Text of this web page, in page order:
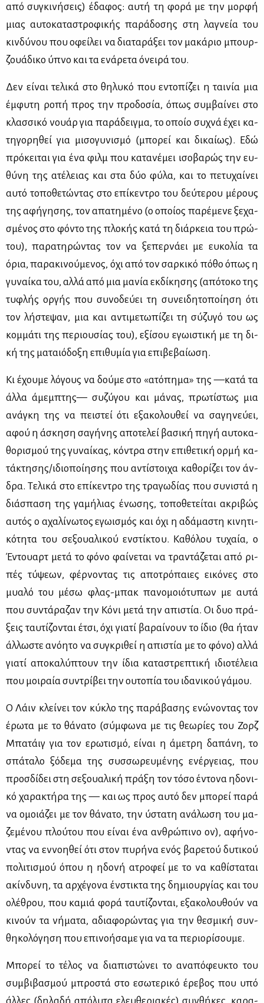
από συ­γκι­νή­σεις) έδα­φος: αυ­τή τη φο­ρά με την μορ­φή
μιας αυ­το­κα­τα­στρο­φι­κής πα­ρά­δο­σης στη λα­γνεία του
κιν­δύ­νου που οφεί­λει να δια­τα­ρά­ξει τον μα­κά­ριο μπουρ­
ζουά­δι­κο ύπνο και τα ενά­ρε­τα όνει­ρά του.
Δεν εί­ναι τε­λι­κά στο θη­λυ­κό που εντο­πί­ζει η ται­νία μια
έμ­φυ­τη ρο­πή προς την προ­δο­σία, όπως συμ­βαί­νει στο
κλασ­σι­κό νουάρ για πα­ρά­δειγ­μα, το οποίο συ­χνά έχει κα­
τη­γο­ρη­θεί για μι­σο­γυ­νι­σμό (μπο­ρεί και δι­καί­ως). Εδώ
πρό­κει­ται για ένα φιλμ που κα­τα­νέ­μει ισο­βα­ρώς την ευ­
θύ­νη της ατέ­λειας και στα δύο φύ­λα, και το πε­τυ­χαί­νει
αυ­τό το­πο­θε­τώ­ντας στο επί­κε­ντρο του δεύ­τε­ρου μέ­ρους
της αφή­γη­σης, τον απα­τη­μέ­νο (ο οποί­ος πα­ρέ­με­νε ξε­χα­
σμέ­νος στο φό­ντο της πλο­κής κα­τά τη διάρ­κεια του πρώ­
του), πα­ρα­τη­ρώ­ντας τον να ξε­περ­νά­ει με ευ­κο­λία τα
όρια, πα­ρα­κι­νού­με­νος, όχι από τον σαρ­κι­κό πό­θο όπως η
γυ­ναί­κα του, αλ­λά από μια μα­νία εκ­δί­κη­σης (από­το­κο της
τυ­φλής ορ­γής που συ­νο­δεύ­ει τη συ­νει­δη­το­ποί­η­ση ότι
τον λή­στε­ψαν, μια και αντι­με­τω­πί­ζει τη σύ­ζυ­γό του ως
κομ­μά­τι της πε­ριου­σί­ας του), εξί­σου εγω­ι­στι­κή με τη δι­
κή της μα­ταιό­δο­ξη επι­θυ­μία για επι­βε­βαί­ω­ση.
Κι έχου­με λό­γους να δού­με στο «ατό­πη­μα» της —κα­τά τα
άλ­λα άμεμ­πτης— συ­ζύ­γου και μά­νας, πρω­τί­στως μια
ανά­γκη της να πει­στεί ότι εξα­κο­λου­θεί να σα­γη­νεύ­ει,
αφού η άσκη­ση σα­γή­νης απο­τε­λεί βα­σι­κή πη­γή αυ­το­κα­
θο­ρι­σμού της γυ­ναί­κας, κό­ντρα στην επι­θε­τι­κή ορ­μή κα­
τά­κτη­σης/ιδιο­ποί­η­σης που αντί­στοι­χα κα­θο­ρί­ζει τον άν­
δρα. Τε­λι­κά στο επί­κε­ντρο της τρα­γω­δί­ας που συ­νι­στά η
διά­σπα­ση της γα­μή­λιας ένω­σης, το­πο­θε­τεί­ται ακρι­βώς
αυ­τός ο αχα­λί­νω­τος εγω­ι­σμός και όχι η αδά­μα­στη κι­νη­τι­
κό­τη­τα του σε­ξουα­λι­κού εν­στί­κτου. Κα­θό­λου τυ­χαία, o
Έντουαρτ με­τά το φό­νο φαί­νε­ται να τρα­ντά­ζε­ται από ρι­
πές τύ­ψε­ων, φέρ­νο­ντας τις απο­τρό­παιες ει­κό­νες στο
μυα­λό του μέ­σω φλας-μπακ πα­νο­μοιό­τυ­πων με αυ­τά
που συ­ντά­ρα­ζαν την Κό­νι με­τά την απι­στία. Οι δυο πρά­
ξεις ταυ­τί­ζο­νται έτσι, όχι για­τί βα­ραί­νουν το ίδιο (θα ήταν
άλ­λω­στε ανό­η­το να συ­γκρι­θεί η απι­στία με το φό­νο) αλ­λά
για­τί απο­κα­λύ­πτουν την ίδια κα­τα­στρε­πτι­κή ιδιο­τέ­λεια
που μοι­ραία συ­ντρί­βει την ου­το­πία του ιδα­νι­κού γά­μου.
Ο Λάιν κλεί­νει τον κύ­κλο της πα­ρά­βα­σης ενώ­νο­ντας τον
έρω­τα με το θά­να­το (σύμ­φω­να με τις θε­ω­ρί­ες του Ζορζ
Μπα­τάιγ για τον ερω­τι­σμό, εί­ναι η άμε­τρη δα­πά­νη, το
σπά­τα­λο ξό­δε­μα της συσ­σω­ρευ­μέ­νης ενέρ­γειας, που
προσ­δί­δει στη σε­ξουα­λι­κή πρά­ξη τον τό­σο έντο­να ηδο­νι­
κό χα­ρα­κτή­ρα της — και ως προς αυ­τό δεν μπο­ρεί πα­ρά
να ομοιά­ζει με τον θά­να­το, την ύστα­τη ανά­λω­ση του μα­
ζε­μέ­νου πλού­του που εί­ναι ένα αν­θρώ­πι­νο ον), αφή­νο­
ντας να εν­νοη­θεί ότι στον πυ­ρή­να ενός βα­ρε­τού δυ­τι­κού
πο­λι­τι­σμού όπου η ηδο­νή ατρο­φεί με το να κα­θί­στα­ται
ακίν­δυ­νη, τα αρ­χέ­γο­να έν­στι­κτα της δη­μιουρ­γί­ας και του
ολέ­θρου, που κα­μιά φο­ρά ταυ­τί­ζο­νται, εξα­κο­λου­θούν να
κι­νούν τα νή­μα­τα, αδια­φο­ρώ­ντας για την θε­σμι­κή συν­
θη­κο­λό­γη­ση που επι­νο­ή­σα­με για να τα πε­ριο­ρί­σου­με.
Μπο­ρεί το τέ­λος να δια­πι­στώ­νει το ανα­πό­φευ­κτο του
συμ­βι­βα­σμού μπρο­στά στο εσω­τε­ρι­κό έρε­βος που υπό
άλ­λες (δη­λα­δή από­λυ­τα ελευ­θε­ρια­κές) συν­θή­κες, κα­ρα­